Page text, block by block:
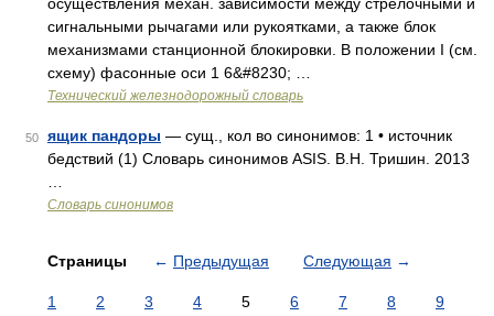
сигнальными рычагами или рукоятками, а также блок
механизмами станционной блокировки. В положении I (см.
схему) фасонные оси 1 6&#8230; …
Технический железнодорожный словарь
50 ящик пандоры — сущ., кол во синонимов: 1 • источник
бедствий (1) Словарь синонимов ASIS. В.Н. Тришин. 2013
Словарь синонимов
Страницы ← Предыдущая Следующая →
1 2 3 4 5 6 7 8
9